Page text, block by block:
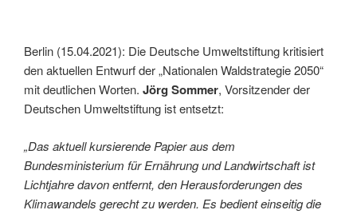
Berlin (15.04.2021): Die Deutsche Umweltstiftung kritisiert
den aktuellen Entwurf der „Nationalen Waldstrategie 2050“
mit deutlichen Worten. Jörg Sommer, Vorsitzender der
Deutschen Umweltstiftung ist entsetzt:
„Das aktuell kursierende Papier aus dem
Bundesministerium für Ernährung und Landwirtschaft ist
Lichtjahre davon entfernt, den Herausforderungen des
Klimawandels gerecht zu werden. Es bedient einseitig die